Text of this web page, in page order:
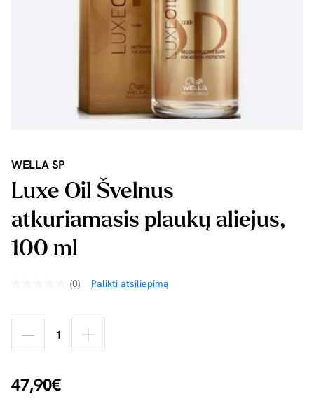
WELLA SP
Luxe Oil Švelnus
atkuriamasis plaukų aliejus,
100 ml
(0) Palikti atsiliepimą
47,90€